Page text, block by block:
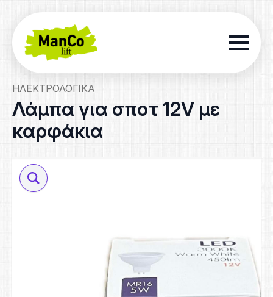
ΗΛΕΚΤΡΟΛΟΓΙΚΆ
Λάμπα για σποτ 12V με
καρφάκια